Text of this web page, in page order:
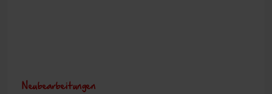
Neubearbeitungen